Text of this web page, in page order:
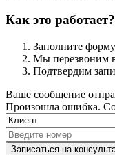
Как это работает?
Заполните
Мы перезвоним
Подтвердим
Ваше сообщение
Произошла ошибка.
Записаться на